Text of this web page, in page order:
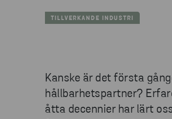
TILLVERKANDE INDUSTRI
Kanske är det första
hållbarhetspartner?
åtta decennier har lärt